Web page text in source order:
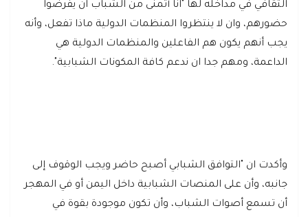
الثقافي في مداخله لها "انا أتمنى من الشباب ان يفرضوا
حضورهم، وان لا ينتظروا المنظمات الدولية ماذا تفعل، وأنه
يجب أنهم يكون هم الفاعلين والمنظمات الدولية هي
الداعمة، ومهم جدا ان ندعم كافة المكونات الشبابية".
وأكدت ان "التوافق الشبابي أصبح حاضر ويجب الوقوف إلى
جانبه، وأن على المنصات الشبابية داخل اليمن أو في المهجر
أن تسمع أصوات الشباب، وأن تكون موجودة بقوة في